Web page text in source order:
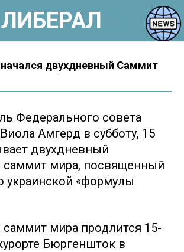
двухдневный Саммит
Федерального совета
Амгерд в субботу, 15
двухдневный
саммит мира, посвященный
украинской «формулы
мира продлится 15-
Бюргеншток в
ЛИБЕРАЛ